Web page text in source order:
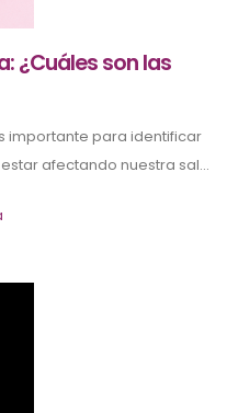
¿Cuáles son las
importante para identificar
afectando nuestra sal...